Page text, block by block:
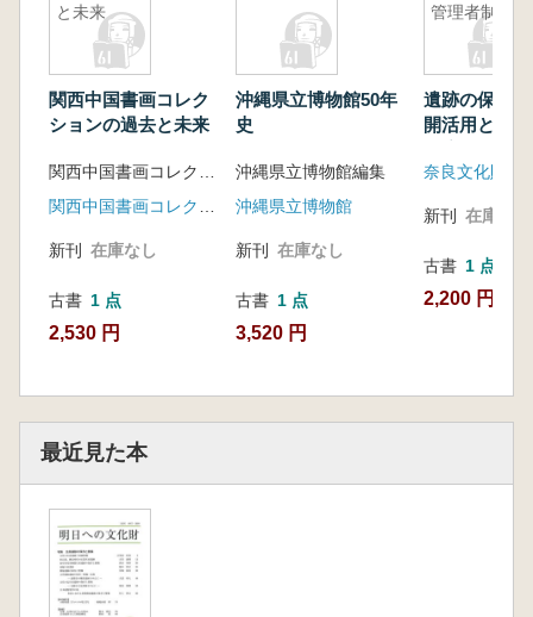
と未来
関西中国書画コレク
ションの過去と未来
新刊 在庫なし
古書 1 点
2,530 円
沖縄県立博物館50年
史
沖縄県立博物館編集
沖縄県立博物館
新刊 在庫なし
古書 1 点
3,520 円
管理者制度
遺跡の保存
開活用と指
奈良文化財研
新刊 在庫なし
古書 1 点
2,200 円
最近見た本